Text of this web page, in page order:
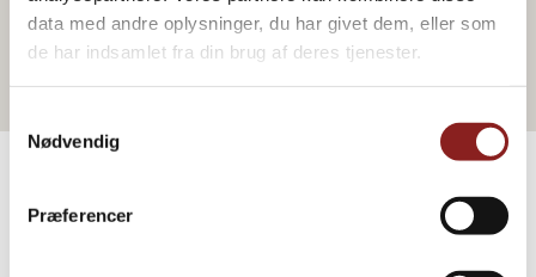
data med andre oplysninger, du har givet dem, eller som
de har indsamlet fra din brug af deres tjenester.
Nødvendig
Præferencer